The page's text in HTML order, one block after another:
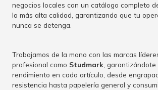
negocios locales con un catálogo completo
la más alta calidad, garantizando que tu
nunca se detenga.
Trabajamos de la mano con las marcas
profesional como Studmark ,
rendimiento en cada artículo, desde
resistencia hasta papelería general y